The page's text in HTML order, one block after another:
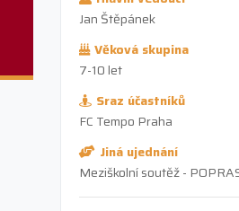
Jan Štěpánek
Věková skupina
7-10 let
Sraz účastníků
FC Tempo Praha
Jiná ujednání
Meziškolní soutěž -